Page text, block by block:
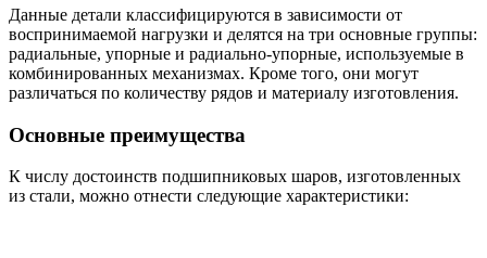
Данные детали классифицируются в зависимости от
воспринимаемой нагрузки и делятся на три основные группы:
радиальные, упорные и радиально-упорные, используемые в
комбинированных механизмах. Кроме того, они могут
различаться по количеству рядов и материалу изготовления.
Основные преимущества
К числу достоинств подшипниковых шаров, изготовленных
из стали, можно отнести следующие характеристики: